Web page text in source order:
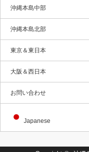
沖縄本島中部
沖縄本島北部
東京＆東日本
大阪＆西日本
お問い合わせ
Japanese